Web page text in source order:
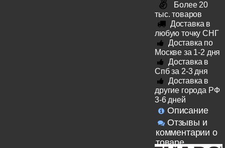
Более 20
тыс. товаров
Доставка в
любую точку СНГ
Доставка по
Москве за 1-2 дня
Доставка в
Спб за 2-3 дня
Доставка в
другие города РФ
3-6 дней
Описание
Отзывы и
комментарии о
товаре